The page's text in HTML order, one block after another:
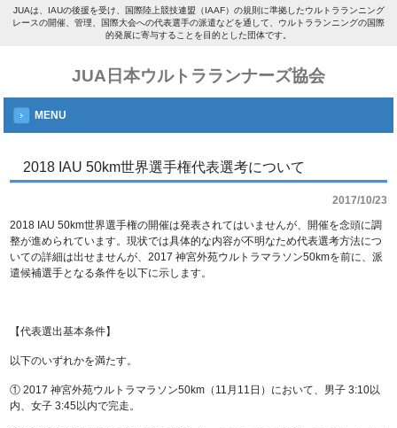
JUAは、IAUの後援を受け、国際陸上競技連盟（IAAF）の規則に準拠したウルトラランニング
レースの開催、管理、国際大会への代表選手の派遣などを通して、ウルトラランニングの国際
的発展に寄与することを目的とした団体です。
JUA日本ウルトラランナーズ協会
MENU
2018 IAU 50km世界選手権代表選考について
2017/10/23
2018 IAU 50km世界選手権の開催は発表されてはいませんが、開催を念頭に調
整が進められています。現状では具体的な内容が不明なため代表選考方法につ
いての詳細は出せませんが、2017 神宮外苑ウルトラマラソン50kmを前に、派
遣候補選手となる条件を以下に示します。
【代表選出基本条件】
以下のいずれかを満たす。
① 2017 神宮外苑ウルトラマラソン50km（11月11日）において、男子 3:10以
内、女子 3:45以内で完走。